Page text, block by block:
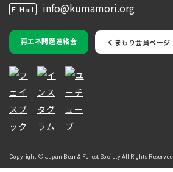
E-Mail info@kumamori.org
再エネ問題連絡会 くまもり会員ページ
Copyright © Japan Bear & Forest Society All Rights Reserved.